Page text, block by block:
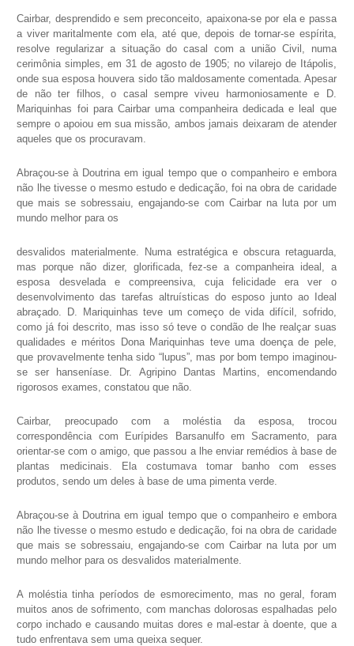
Cairbar, desprendido e sem preconceito, apaixona-se por ela e passa
a viver maritalmente com ela, até que, depois de tornar-se espírita,
resolve regularizar a situação do casal com a união Civil, numa
cerimônia simples, em 31 de agosto de 1905; no vilarejo de Itápolis,
onde sua esposa houvera sido tão maldosamente comentada. Apesar
de não ter filhos, o casal sempre viveu harmoniosamente e D.
Mariquinhas foi para Cairbar uma companheira dedicada e leal que
sempre o apoiou em sua missão, ambos jamais deixaram de atender
aqueles que os procuravam.
Abraçou-se à Doutrina em igual tempo que o companheiro e embora
não lhe tivesse o mesmo estudo e dedicação, foi na obra de caridade
que mais se sobressaiu, engajando-se com Cairbar na luta por um
mundo melhor para os
desvalidos materialmente. Numa estratégica e obscura retaguarda,
mas porque não dizer, glorificada, fez-se a companheira ideal, a
esposa desvelada e compreensiva, cuja felicidade era ver o
desenvolvimento das tarefas altruísticas do esposo junto ao Ideal
abraçado. D. Mariquinhas teve um começo de vida difícil, sofrido,
como já foi descrito, mas isso só teve o condão de lhe realçar suas
qualidades e méritos Dona Mariquinhas teve uma doença de pele,
que provavelmente tenha sido “lupus”, mas por bom tempo imaginou-
se ser hanseníase. Dr. Agripino Dantas Martins, encomendando
rigorosos exames, constatou que não.
Cairbar, preocupado com a moléstia da esposa, trocou
correspondência com Eurípides Barsanulfo em Sacramento, para
orientar-se com o amigo, que passou a lhe enviar remédios à base de
plantas medicinais. Ela costumava tomar banho com esses
produtos, sendo um deles à base de uma pimenta verde.
Abraçou-se à Doutrina em igual tempo que o companheiro e embora
não lhe tivesse o mesmo estudo e dedicação, foi na obra de caridade
que mais se sobressaiu, engajando-se com Cairbar na luta por um
mundo melhor para os desvalidos materialmente.
A moléstia tinha períodos de esmorecimento, mas no geral, foram
muitos anos de sofrimento, com manchas dolorosas espalhadas pelo
corpo inchado e causando muitas dores e mal-estar à doente, que a
tudo enfrentava sem uma queixa sequer.